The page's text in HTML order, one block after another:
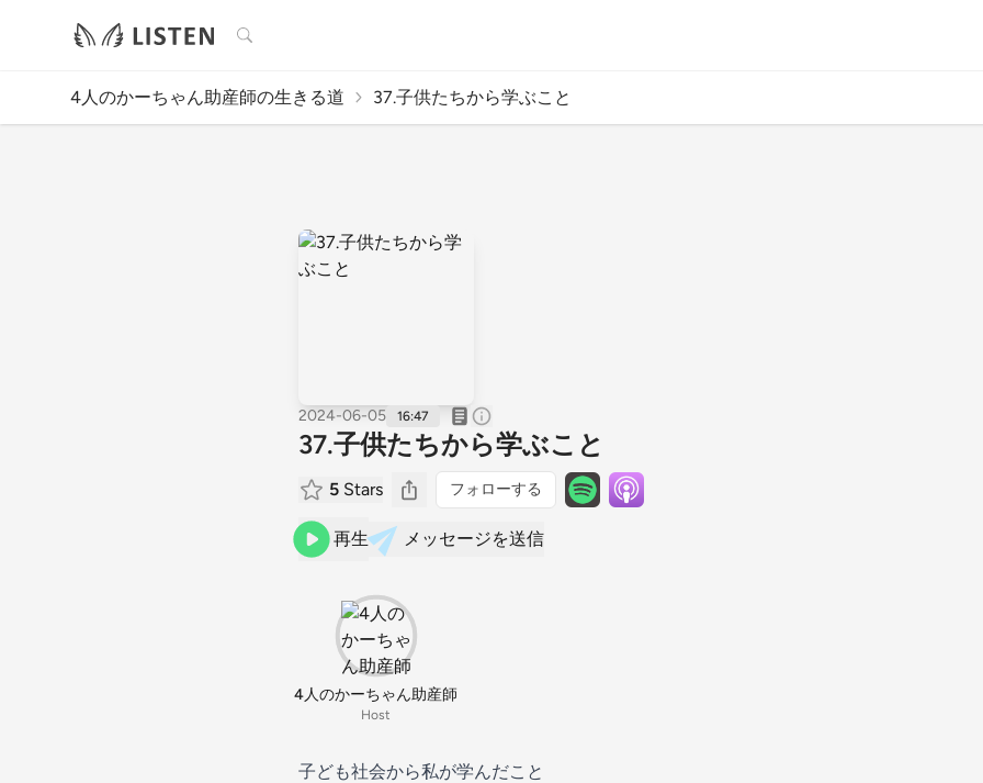
検索
4人のかーちゃん助産師の生きる道 37.子供たちから学ぶこと
2024-06-05 16:47
37.子供たちから学ぶこと
5 Stars フォローする
再生 メッセージを送信
4人のかーちゃん助産師
Host
子ども社会から私が学んだこと